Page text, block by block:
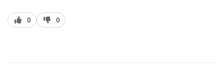
J’aime
0
J’aime
pas
0